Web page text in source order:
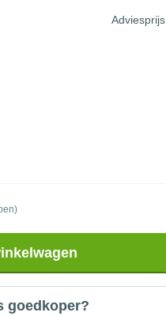
Adviesprijs
goedkoper?